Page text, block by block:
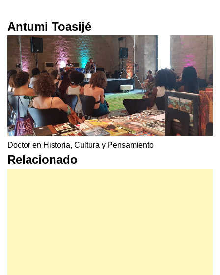
Antumi Toasijé
Doctor en Historia, Cultura y Pensamiento
Relacionado